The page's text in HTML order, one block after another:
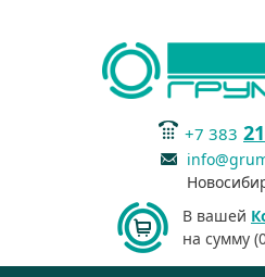
+7 383
В вашей
на сумму